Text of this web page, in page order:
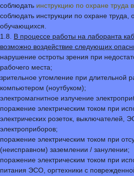
соблюдать инструкцию по охране труда
соблюдать инструкции по охране труда,
обучающихся.
1.8. В процессе работы на лаборанта
возможно воздействие следующих
нарушение остроты зрения при
рабочего места;
зрительное утомление при длительной
компьютером (ноутбуком);
электромагнитное излучение
поражение электрическим током при
электрических розеток, выключателей,
электроприборов;
поражение электрическим током при
(неисправном) заземлении / занулении;
поражение электрическим током при
питания ЭСО, оргтехники с